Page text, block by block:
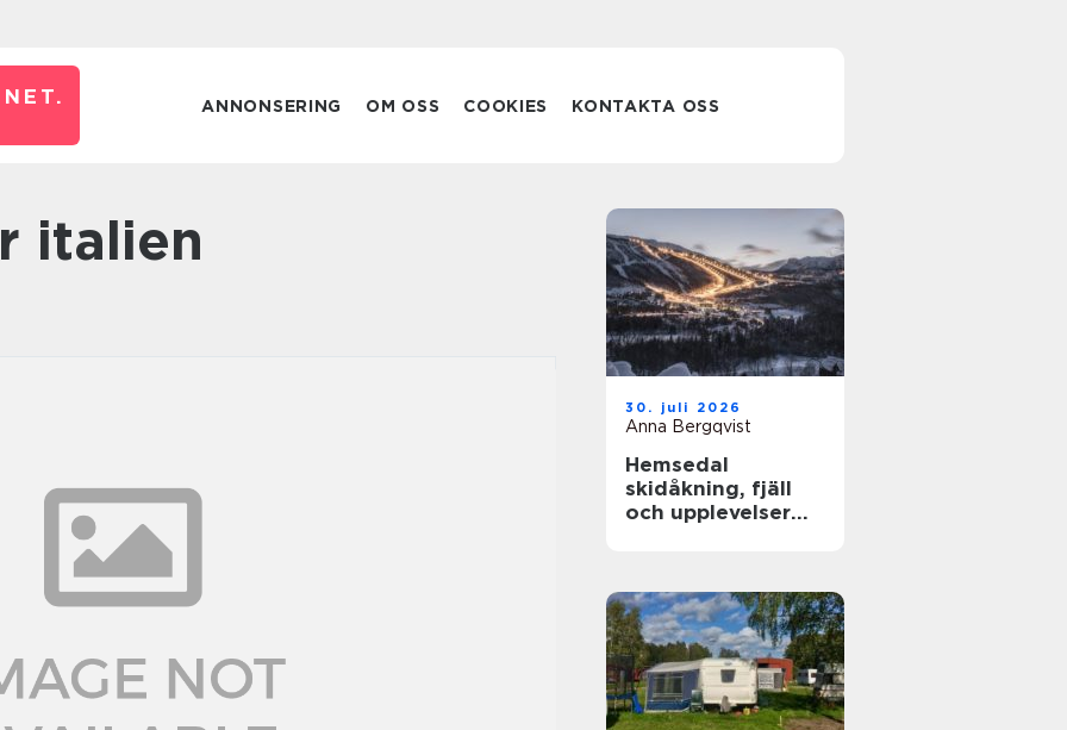
ANNONSERING OM OSS COOKIES KONTAKTA OSS
italien
30. juli 2026
Anna Bergqvist
Hemsedal
skidåkning, fjäll
och upplevelser